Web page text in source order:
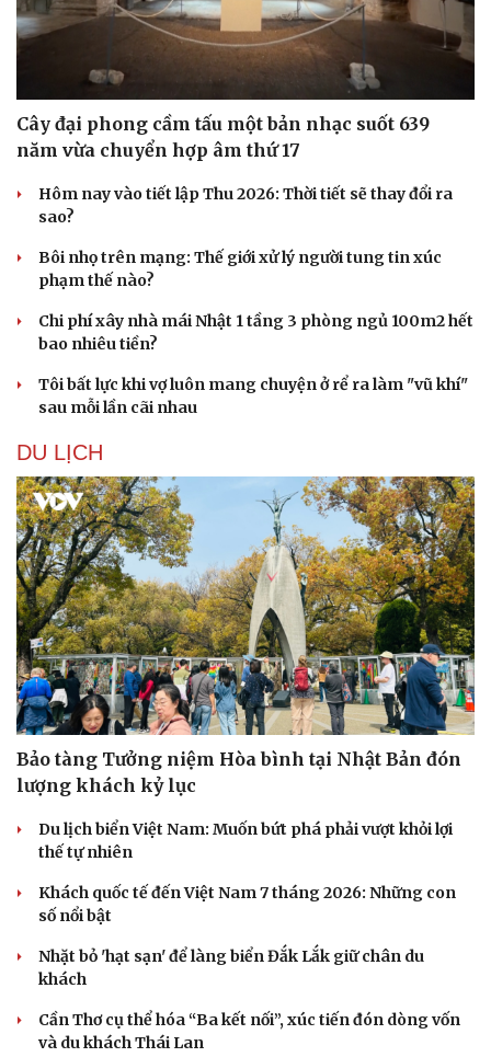
Sức khỏe
Dinh dưỡng - món ngon
Sản phụ khoa
Nhi khoa
Nam khoa
Làm đẹp - giảm cân
Phòng mạch online
Ăn sạch sống khỏe
Đời sống
Tình yêu - Gia đình
Cây đại phong cầm tấu một bản nhạc suốt 639
năm vừa chuyển hợp âm thứ 17
Hôm nay vào tiết lập Thu 2026: Thời tiết sẽ thay đổi ra
sao?
Bôi nhọ trên mạng: Thế giới xử lý người tung tin xúc
phạm thế nào?
Chi phí xây nhà mái Nhật 1 tầng 3 phòng ngủ 100m2 hết
bao nhiêu tiền?
Tôi bất lực khi vợ luôn mang chuyện ở rể ra làm "vũ khí"
sau mỗi lần cãi nhau
DU LỊCH
Bảo tàng Tưởng niệm Hòa bình tại Nhật Bản đón
lượng khách kỷ lục
Du lịch biển Việt Nam: Muốn bứt phá phải vượt khỏi lợi
thế tự nhiên
Khách quốc tế đến Việt Nam 7 tháng 2026: Những con
số nổi bật
Nhặt bỏ 'hạt sạn' để làng biển Đắk Lắk giữ chân du
khách
Cần Thơ cụ thể hóa “Ba kết nối”, xúc tiến đón dòng vốn
và du khách Thái Lan